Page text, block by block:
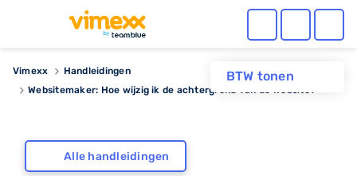
BTW tonen
Vimexx
Handleidingen
Websitemaker: Hoe wijzig ik de achtergrond van de website?
Alle handleidingen